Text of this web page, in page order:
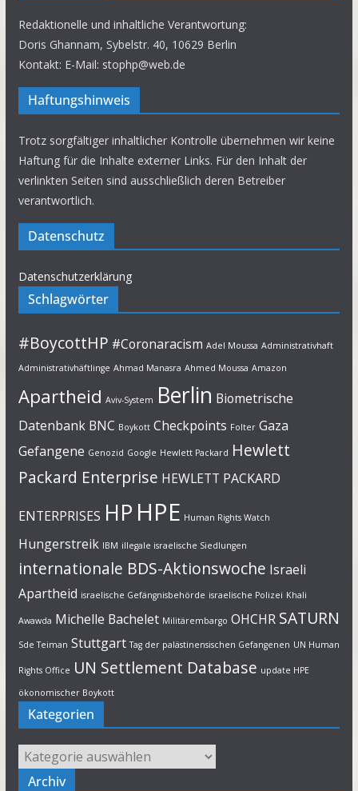
Redaktionelle und inhaltliche Verantwortung:
Doris Ghannam, Sybelstr. 40, 10629 Berlin
Kontakt: E-Mail: stophp@web.de
Haftungshinweis
Trotz sorgfältiger inhaltlicher Kontrolle übernehmen wir keine
Haftung für die Inhalte externer Links. Für den Inhalt der
verlinkten Seiten sind ausschließlich deren Betreiber
verantwortlich.
Datenschutz
Datenschutzerklärung
Schlagwörter
#BoycottHP #Coronaracism Adel Moussa Administrativhaft
Administrativhäftlinge Ahmad Manasra Ahmed Moussa Amazon
Apartheid Aviv-System Berlin Biometrische
Datenbank BNC Boykott Checkpoints Folter Gaza
Gefangene Genozid Google Hewlett Packard Hewlett
Packard Enterprise HEWLETT PACKARD
ENTERPRISES HP HPE Human Rights Watch
Hungerstreik IBM illegale israelische Siedlungen
internationale BDS-Aktionswoche Israeli
Apartheid israelische Gefängnisbehörde israelische Polizei Khali
Awawda Michelle Bachelet Militärembargo OHCHR SATURN
Sde Teiman Stuttgart Tag der palästinensischen Gefangenen UN Human
Rights Office UN Settlement Database update HPE
ökonomischer Boykott
Kategorien
Kategorien
Archiv